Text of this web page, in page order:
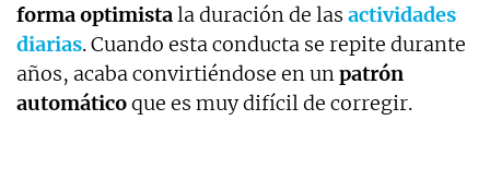
forma optimistala duración de las actividades
diarias. Cuando esta conducta se repite durante
años, acaba convirtiéndose en unpatrón
automáticoque es muy difícil de corregir.